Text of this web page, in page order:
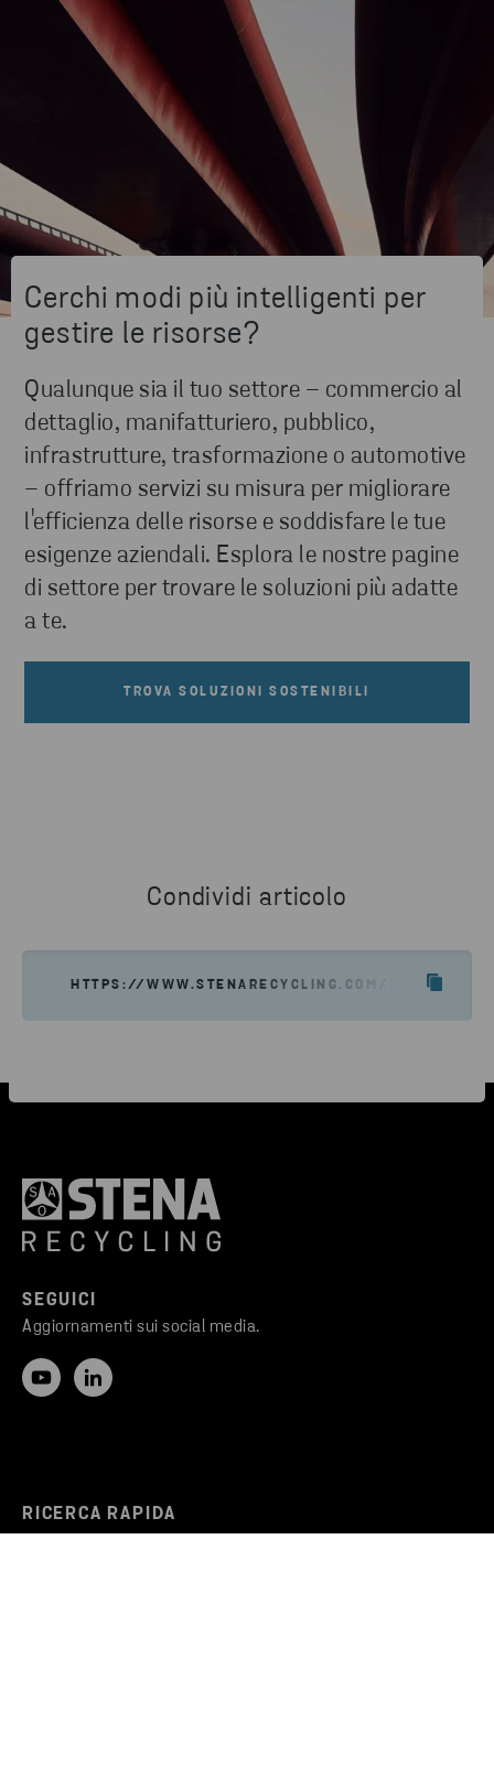
Cerchi modi più intelligenti per
gestire le risorse?
Qualunque sia il tuo settore – commercio al
dettaglio, manifatturiero, pubblico,
infrastrutture, trasformazione o automotive
– offriamo servizi su misura per migliorare
l'efficienza delle risorse e soddisfare le tue
esigenze aziendali. Esplora le nostre pagine
di settore per trovare le soluzioni più adatte
a te.
TROVA SOLUZIONI SOSTENIBILI
Condividi articolo
HTTPS://WWW.STENARECYCLING.COM/IT/COSA-
SEGUICI
Aggiornamenti sui social media.
RICERCA RAPIDA